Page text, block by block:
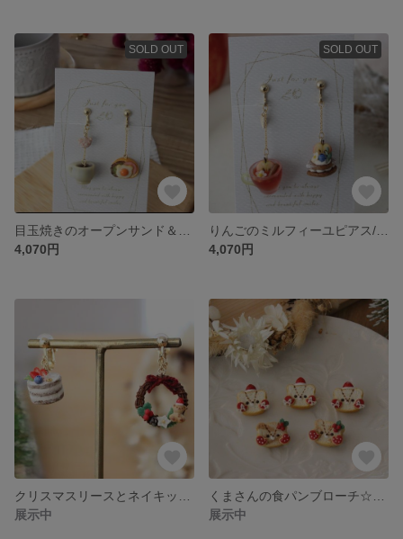
SOLD OUT
4,070円
SOLD OUT
4,070円
展示中
展示中